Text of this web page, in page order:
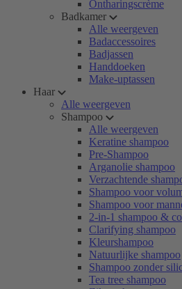
Ontharingscrème
Badkamer
Alle weergeven
Badaccessoires
Badjassen
Handdoeken
Make-uptassen
Haar
Alle weergeven
Shampoo
Alle weergeven
Keratine shampoo
Pre-Shampoo
Arganolie shampoo
Verzachtende
Shampoo voor
Shampoo voor
2-in-1 shampoo &
Clarifying shampoo
Kleurshampoo
Natuurlijke shampoo
Shampoo zonder
Tea tree shampoo